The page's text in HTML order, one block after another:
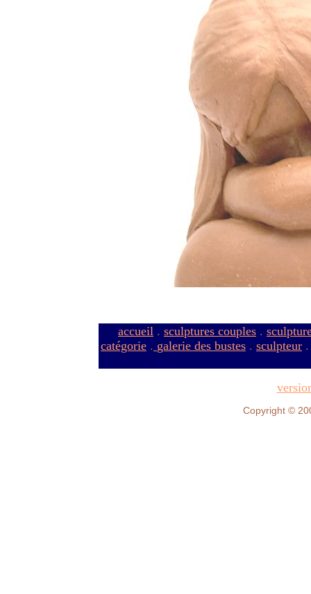
accueil . sculptures couples .
catégorie . galerie des bustes . sculpteur
Copyright ©